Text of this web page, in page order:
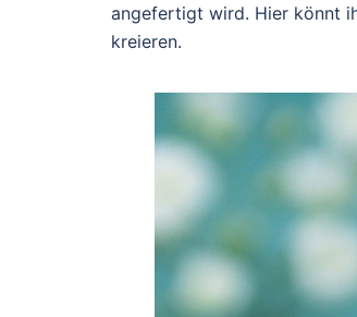
angefertigt wird. Hier könnt
kreieren.